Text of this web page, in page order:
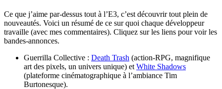
Ce que j’aime par-dessus tout à l’E3, c’est découvrir tout plein de
nouveautés. Voici un résumé de ce sur quoi chaque développeur
travaille (avec mes commentaires). Cliquez sur les liens pour voir les
bandes-annonces.
Guerrilla Collective : Death Trash (action-RPG, magnifique
art des pixels, un univers unique) et White Shadows
(plateforme cinématographique à l’ambiance Tim
Burtonesque).